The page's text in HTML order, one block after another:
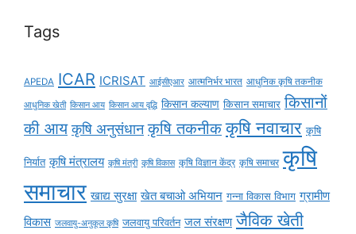
Tags
APEDA ICAR ICRISAT आईसीएआर आत्मनिर्भर भारत आधुनिक कृषि तकनीक
आधुनिक खेती किसान आय किसान आय वृद्धि किसान कल्याण किसान समाचार किसानों
की आय कृषि अनुसंधान कृषि तकनीक कृषि नवाचार कृषि
निर्यात कृषि मंत्रालय कृषि मंत्री कृषि विकास कृषि विज्ञान केंद्र कृषि समाचर कृषि
समाचार खाद्य सुरक्षा खेत बचाओ अभियान गन्ना विकास विभाग ग्रामीण
विकास जलवायु-अनुकूल कृषि जलवायु परिवर्तन जल संरक्षण जैविक खेती